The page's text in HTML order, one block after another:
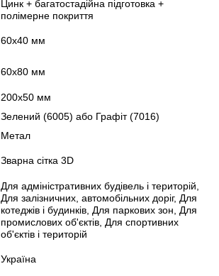
Цинк + багатостадійна підготовка +
полімерне покриття
60х40 мм
60x80 мм
200х50 мм
Зелений (6005) або Графіт (7016)
Метал
Зварна сітка 3D
Для адміністративних будівель і територій,
Для залізничних, автомобільних доріг, Для
котеджів і будинків, Для паркових зон, Для
промислових об'єктів, Для спортивних
об'єктів і територій
Україна